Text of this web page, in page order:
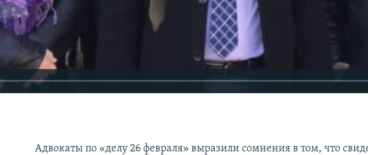
Адвокаты по «делу 26 февраля» выразили сомнения в том, что